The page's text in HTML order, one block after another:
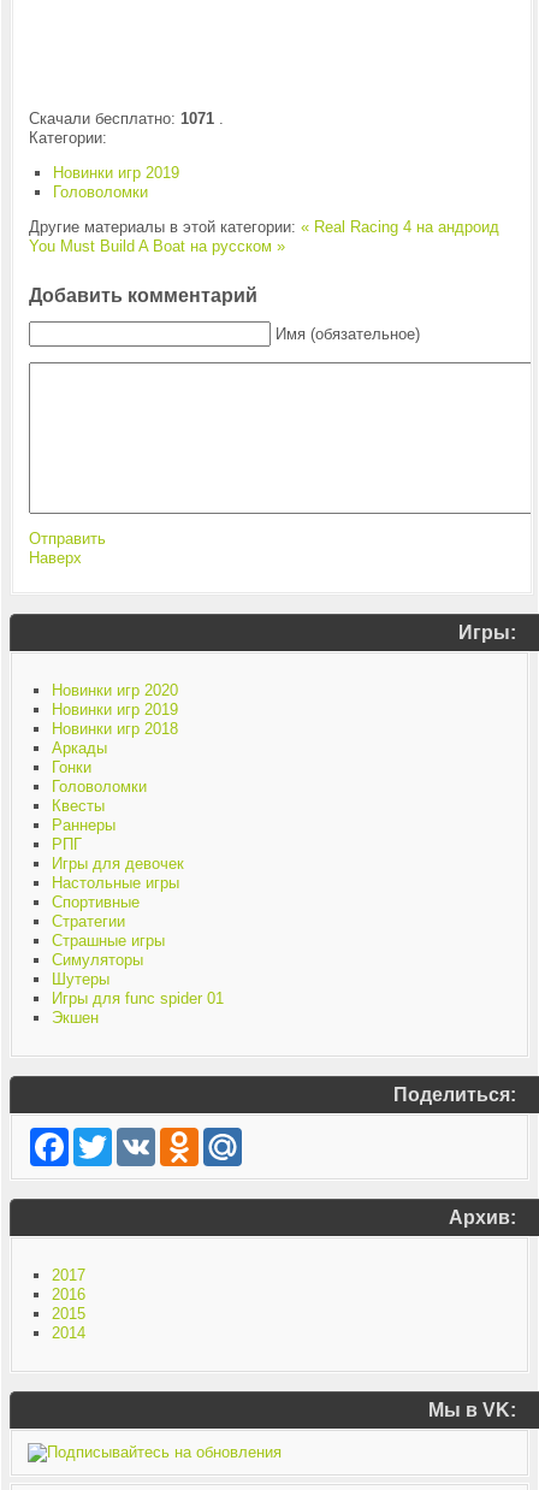
Скачали бесплатно: 1071.
Категории:
Новинки игр 2019
Головоломки
Другие материалы в этой категории: « Real Racing 4 на андроид
You Must Build A Boat на русском »
Добавить комментарий
Имя (обязательное)
Отправить
Наверх
Игры:
Новинки игр 2020
Новинки игр 2019
Новинки игр 2018
Аркады
Гонки
Головоломки
Квесты
Раннеры
РПГ
Игры для девочек
Настольные игры
Спортивные
Стратегии
Страшные игры
Симуляторы
Шутеры
Игры для func spider 01
Экшен
Поделиться:
Facebook
TwitterVK Odnoklassniki
Mail.Ru
Архив:
2017
2016
2015
2014
Мы в VK: